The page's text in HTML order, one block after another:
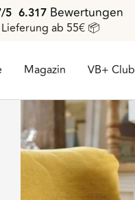
/ 5 6.317 Bewertungen
ab 55€ 📦
Magazin VB+ Club